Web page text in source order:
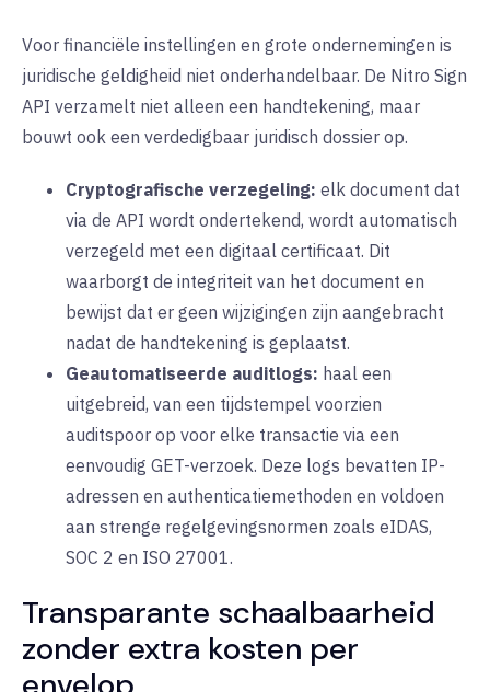
Voor financiële instellingen en grote ondernemingen is
juridische geldigheid niet onderhandelbaar. De Nitro Sign
API verzamelt niet alleen een handtekening, maar
bouwt ook een verdedigbaar juridisch dossier op.
Cryptografische verzegeling: elk document dat
via de API wordt ondertekend, wordt automatisch
verzegeld met een digitaal certificaat. Dit
waarborgt de integriteit van het document en
bewijst dat er geen wijzigingen zijn aangebracht
nadat de handtekening is geplaatst.
Geautomatiseerde auditlogs: haal een
uitgebreid, van een tijdstempel voorzien
auditspoor op voor elke transactie via een
eenvoudig GET-verzoek. Deze logs bevatten IP-
adressen en authenticatiemethoden en voldoen
aan strenge regelgevingsnormen zoals eIDAS,
SOC 2 en ISO 27001.
Transparante schaalbaarheid
zonder extra kosten per